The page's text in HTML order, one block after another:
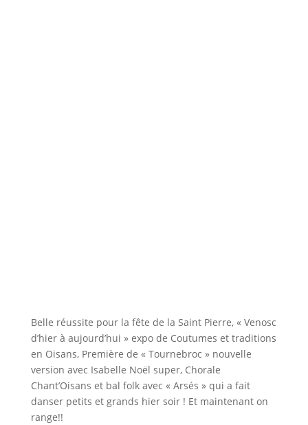
Belle réussite pour la fête de la Saint Pierre, « Venosc
d’hier à aujourd’hui » expo de Coutumes et traditions
en Oisans, Première de « Tournebroc » nouvelle
version avec Isabelle Noël super, Chorale
Chant’Oisans et bal folk avec « Arsés » qui a fait
danser petits et grands hier soir ! Et maintenant on
range!!